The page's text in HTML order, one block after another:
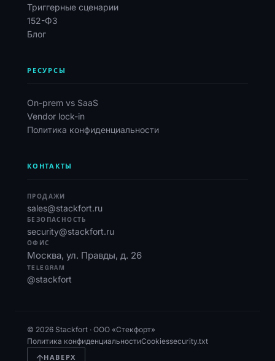
Триггерные сценарии
152-ФЗ
Блог
РЕСУРСЫ
On-prem vs SaaS
Vendor lock-in
Политика конфиденциальности
КОНТАКТЫ
ПРОДАЖИ
sales@stackfort.ru
БЕЗОПАСНОСТЬ
security@stackfort.ru
ОФИС
Москва, ул. Правды, д. 26
TELEGRAM
@stackfort
© 2026 Stackfort · ООО «Стекфорт»
Политика конфиденциальностиCookiessecurity.txt
НАВЕРХ